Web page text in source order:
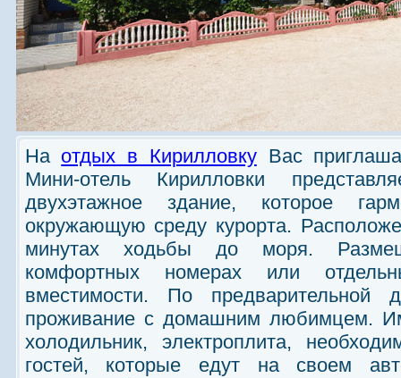
На отдых в КирилловкуВас
Мини-отель Кирилловки
двухэтажное здание, которое
окружающую среду курорта.
минутах ходьбы до моря.
комфортных номерах или
вместимости. По предварительной
проживание с домашним любимцем.
холодильник, электроплита,
гостей, которые едут на своем